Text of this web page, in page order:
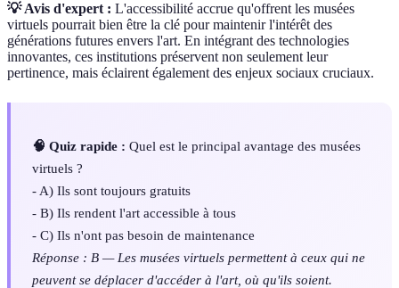
💡 Avis d'expert : L'accessibilité accrue qu'offrent les musées
virtuels pourrait bien être la clé pour maintenir l'intérêt des
générations futures envers l'art. En intégrant des technologies
innovantes, ces institutions préservent non seulement leur
pertinence, mais éclairent également des enjeux sociaux cruciaux.
🧠 Quiz rapide : Quel est le principal avantage des musées
virtuels ?
- A) Ils sont toujours gratuits
- B) Ils rendent l'art accessible à tous
- C) Ils n'ont pas besoin de maintenance
Réponse : B — Les musées virtuels permettent à ceux qui ne
peuvent se déplacer d'accéder à l'art, où qu'ils soient.